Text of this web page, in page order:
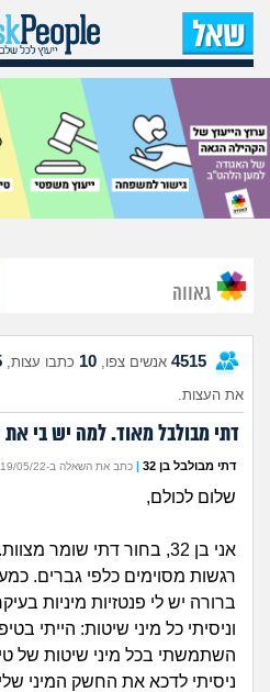
גאווה
4515 אנשים צפו, 10 כתבו עצות,
את העצות.
דתי מבולבל מאוד. למה יש בי
דתי מבולבל בן 32 | כתב את השאלה ב-19/05/22 בשעה 14:45
שלום לכולם,
אני בן 32, בחור דתי שומר
רגשות מסוימים כלפי גברים.
ברורה יש לי פנטזיות מיניות
וניסיתי כל מיני שיטות: הייתי
השתמשתי בכל מיני שיטות של
ניסיתי לדכא את החשק המיני